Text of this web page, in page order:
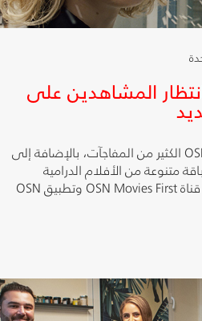
المشاهدين على
سيحمل شهر يناير المقبل لمشاهدي OSN الكثير من المفاجآت، بالإضافة إلى
متنوعة من الأفلام الدرامية
والكوميدية مثل فيلم Dr Dolittle على قناة OSN Movies First وتطبيق OSN